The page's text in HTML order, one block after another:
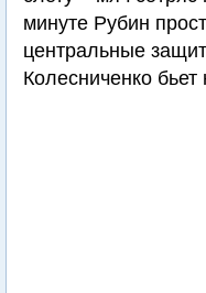
минуте Рубин
центральные
Колесниченко бьет